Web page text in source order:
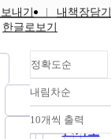
내기
내책장담기
한글로보기
정확도순
정확도
순
인기도
내림차순
내림차순
10개씩 출력